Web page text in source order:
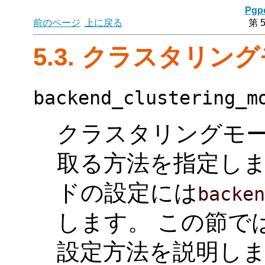
前のページ
上に戻る 第
5.3. クラスタリン
クラスタリングモ
取る方法を指定し
ドの設定には
します。 この節で
設定方法を説明し